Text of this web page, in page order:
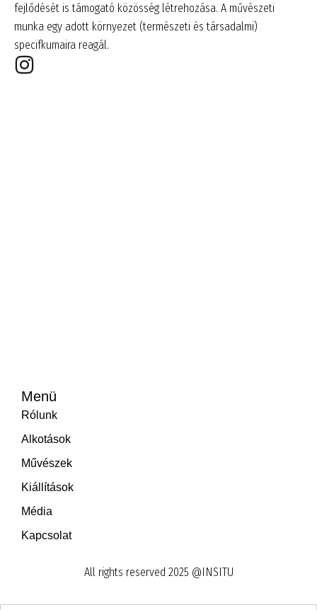
fejlődését is támogató közösség létrehozása. A művészeti
munka egy adott környezet (természeti és társadalmi)
specifkumaira reagál.
Menü
Rólunk
Alkotások
Művészek
Kiállítások
Média
Kapcsolat
All rights reserved 2025 @INSITU